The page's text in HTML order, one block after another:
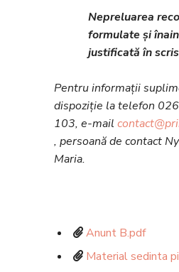
Nepreluarea
formulate și
justificată în
Pentru informații
dispoziție la telefon
103, e-mail
, persoană de contact
Maria.
Anunt B.pdf
Material sedinta